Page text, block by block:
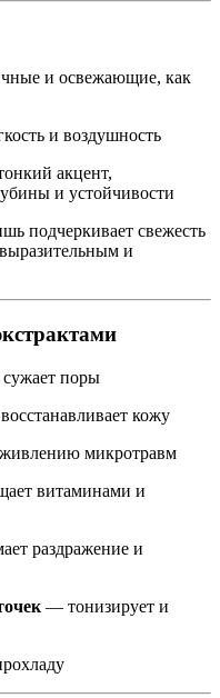
и освежающие, как
и воздушность
акцент,
и устойчивости
подчеркивает свежесть
и
поры
кожу
микротравм
витаминами и
раздражение и
— тонизирует и